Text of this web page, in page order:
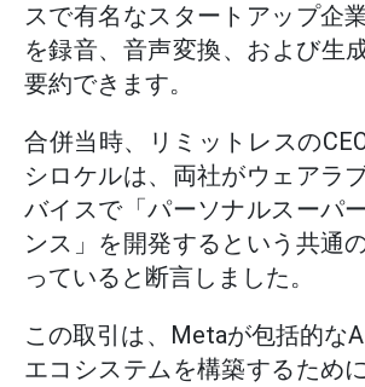
スで有名なスタートアップ企
を録音、音声変換、および生
要約できます。
合併当時、リミットレスの
シロケルは、両社がウェアラ
バイスで「パーソナルスーパ
ンス」を開発するという共通
っていると断言しました。
この取引は、Metaが包括的な
エコシステムを構築するため